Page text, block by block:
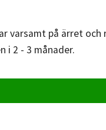
varsamt på ärret
i 2 - 3 månader.